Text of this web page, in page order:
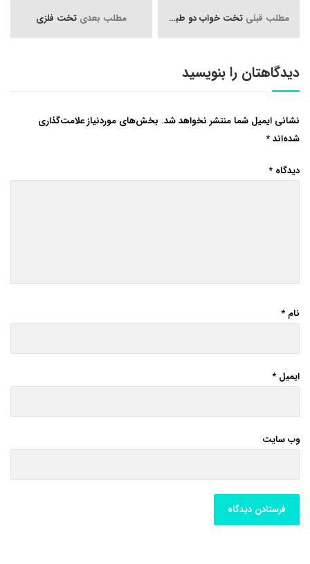
مطلب قبلی تخت خواب دو طبقه مطلب بعدی تخت فلزی
دیدگاهتان را بنویسید
نشانی ایمیل شما منتشر نخواهد شد. بخش‌های موردنیاز علامت‌گذاری
شده‌اند*
دیدگاه *
نام *
ایمیل *
وب‌ سایت